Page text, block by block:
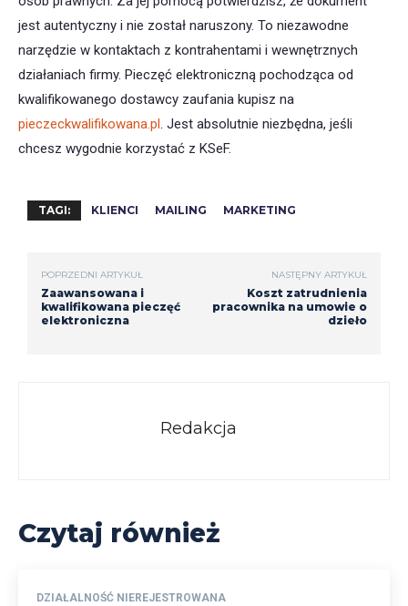
jest autentyczny i nie został naruszony. To niezawodne
narzędzie w kontaktach z kontrahentami i wewnętrznych
działaniach firmy. Pieczęć elektroniczną pochodząca od
kwalifikowanego dostawcy zaufania kupisz na
pieczeckwalifikowana.pl . Jest absolutnie niezbędna, jeśli
chcesz wygodnie korzystać z KSeF.
TAGI: KLIENCI MAILING MARKETING
POPRZEDNI ARTYKUŁ
Zaawansowana i
kwalifikowana pieczęć
elektroniczna
NASTĘPNY ARTYKUŁ
Koszt zatrudnienia
pracownika na umowie o
dzieło
Redakcja
Czytaj również
DZIAŁALNOŚĆ NIEREJESTROWANA